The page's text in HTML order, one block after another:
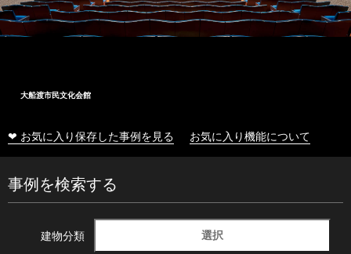
大船渡市民文化会館
❤ お気に入り保存した事例を見る お気に入り機能について
事例を検索する
建物分類 選択